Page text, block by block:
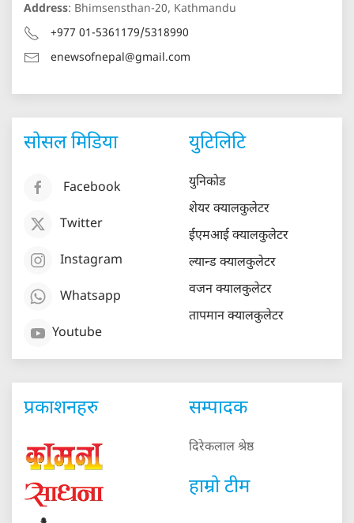
Address: Bhimsensthan-20, Kathmandu
+977 01-5361179/5318990
enewsofnepal@gmail.com
सोसल मिडिया
Facebook
Twitter
Instagram
Whatsapp
Youtube
युटिलिटि
युनिकोड
शेयर क्यालकुलेटर
ईएमआई क्यालकुलेटर
ल्यान्ड क्यालकुलेटर
वजन क्यालकुलेटर
तापमान क्यालकुलेटर
प्रकाशनहरु सम्पादक
दिरेकलाल श्रेष्ठ
हाम्रो टीम